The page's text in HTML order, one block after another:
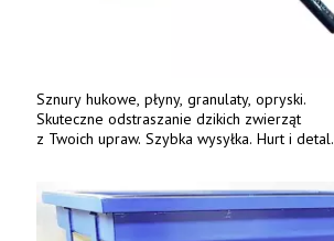
Sznury hukowe, płyny, granulaty, opryski.
Skuteczne odstraszanie dzikich zwierząt
z Twoich upraw. Szybka wysyłka. Hurt i detal.